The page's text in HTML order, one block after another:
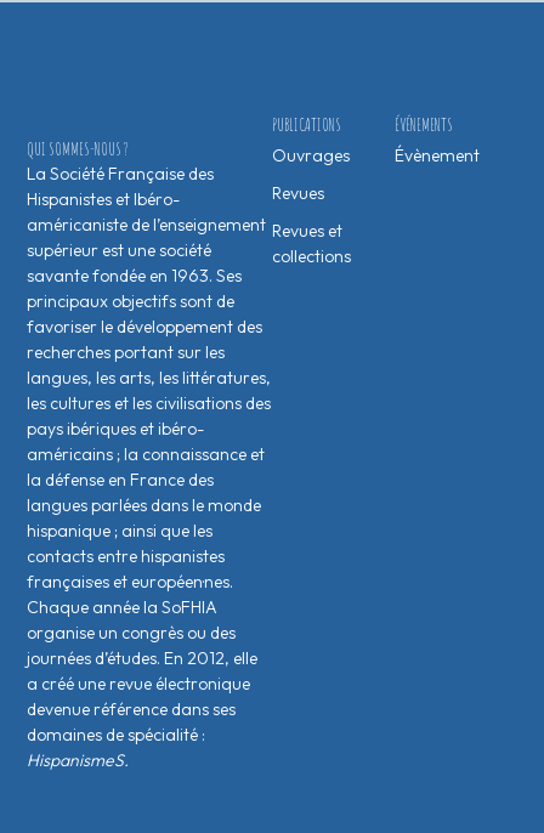
ÉVÉNEMENTS
Évènement
PUBLICATIONS
Ouvrages
Revues
Revues et
collections
QUI SOMMES-NOUS ?
La Société Française des
Hispanistes et Ibéro-
américaniste de l’enseignement
supérieur est une société
savante fondée en 1963. Ses
principaux objectifs sont de
favoriser le développement des
recherches portant sur les
langues, les arts, les littératures,
les cultures et les civilisations des
pays ibériques et ibéro-
américains ; la connaissance et
la défense en France des
langues parlées dans le monde
hispanique ; ainsi que les
contacts entre hispanistes
français·es et européen·nes.
Chaque année la SoFHIA
organise un congrès ou des
journées d’études. En 2012, elle
a créé une revue électronique
devenue référence dans ses
domaines de spécialité :
HispanismeS.